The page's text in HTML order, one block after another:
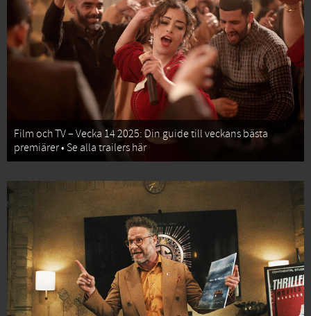
Film och TV – Vecka 14 2025: Din guide till veckans bästa
premiärer • Se alla trailers här